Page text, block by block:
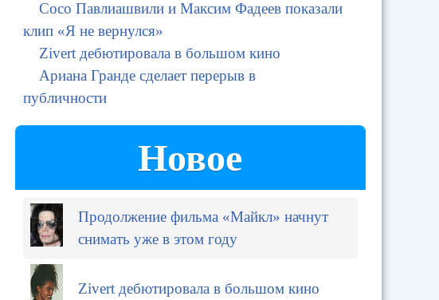
Сосо Павлиашвили и Максим Фадеев показали
клип «Я не вернулся»
Zivert дебютировала в большом кино
Ариана Гранде сделает перерыв в
публичности
Новое
Продолжение фильма «Майкл» начнут
снимать уже в этом году
Zivert дебютировала в большом кино